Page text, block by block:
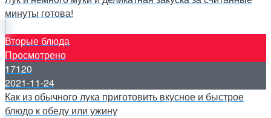
минуты готова!
Вторые блюда
Просмотрено
17120
2021-11-24
Как из обычного лука приготовить вкусное и быстрое
блюдо к обеду или ужину